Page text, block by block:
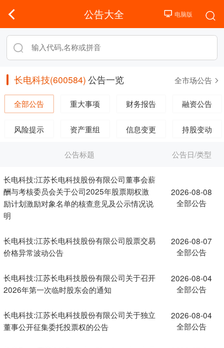
公告大全
长电科技(600584) 公告一览 全市场公告
全部公告 重大事项 财务报告 融资公告
风险提示 资产重组 信息变更 持股变动
公告标题 公告日/类型
长电科技:江苏长电科技股份有限公司董事会薪
酬与考核委员会关于公司2025年股票期权激
励计划激励对象名单的核查意见及公示情况说
明
2026-08-08
全部公告
长电科技:江苏长电科技股份有限公司股票交易
价格异常波动公告
2026-08-07
全部公告
长电科技:江苏长电科技股份有限公司关于召开
2026年第一次临时股东会的通知
2026-08-04
全部公告
长电科技:江苏长电科技股份有限公司关于独立
董事公开征集委托投票权的公告
2026-08-04
全部公告